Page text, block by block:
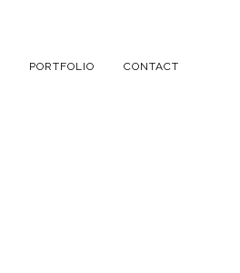
PORTFOLIO CONTACT